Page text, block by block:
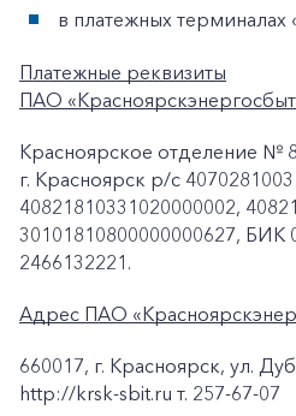
в платежных терминалах
Платежные реквизиты
ПАО
Красноярское отделение №
г. Красноярск p/c
40821810331020000002,
30101810800000000627, БИК
2466132221.
Адрес ПАО
660017, г. Красноярск, ул.
http://krsk-sbit.ru т. 257-67-07